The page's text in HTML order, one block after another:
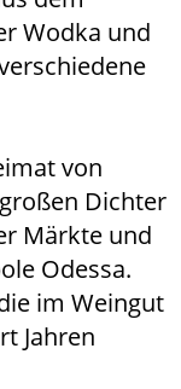
Wodka und
von
Dichter
Märkte und
Odessa.
im Weingut
Jahren